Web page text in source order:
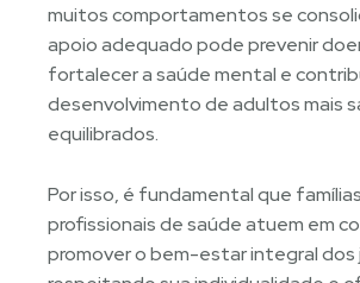
muitos comportamentos se
apoio adequado pode prevenir
fortalecer a saúde mental e
desenvolvimento de adultos mais
equilibrados.
Por isso, é fundamental que
profissionais de saúde atuem em
promover o bem-estar integral dos